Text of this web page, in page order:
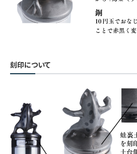
刻印について